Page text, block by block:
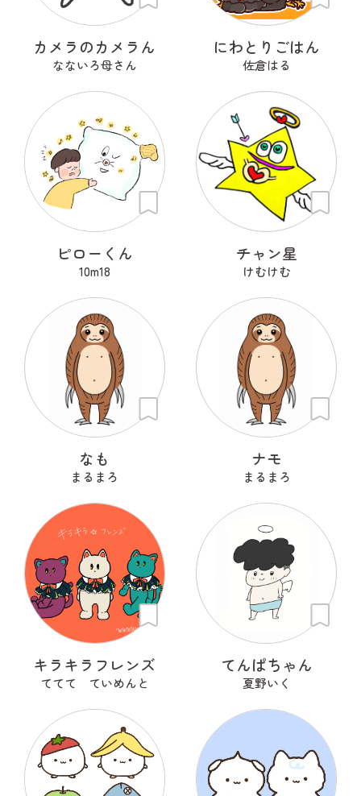
カメラのカメラん
なないろ母さん
にわとりごはん
佐倉はる
ピローくん
10m18
チャン星
けむけむ
なも
まるまろ
ナモ
まるまろ
キラキラフレンズ
ててて ていめんと
てんぱちゃん
夏野いく